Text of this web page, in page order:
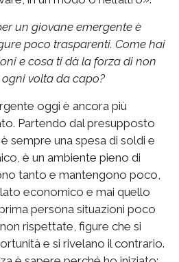
un giovane emergente è
poco trasparenti. Come hai
e cosa ti dà la forza di non
volta da capo?
oggi è ancora più
Partendo dal presupposto
sempre una spesa di soldi e
è un ambiente pieno di
tanto e mantengono poco,
economico e mai quello
persona situazioni poco
rispettate, figure che si
e si rivelano il contrario.